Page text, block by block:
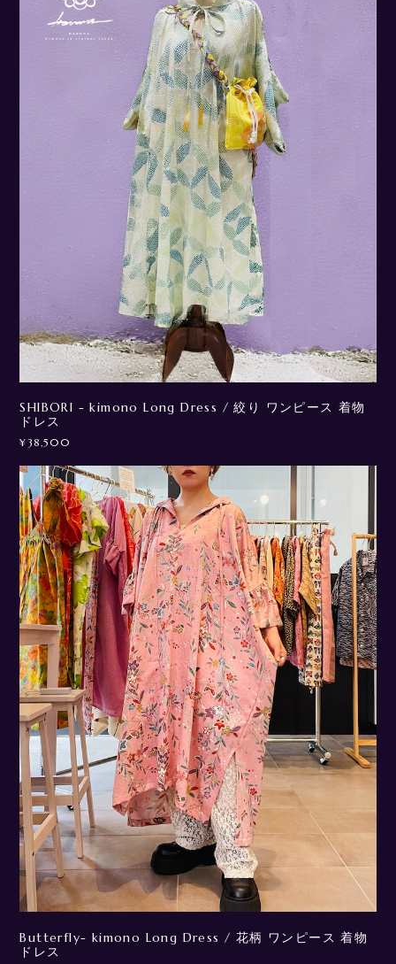
SHIBORI - kimono Long Dress / 絞り ワンピース 着物
ドレス
¥38,500
Butterfly- kimono Long Dress / 花柄 ワンピース 着物
ドレス